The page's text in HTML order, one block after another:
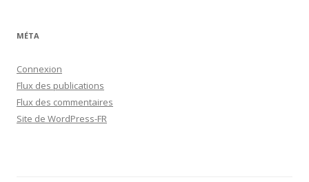
MÉTA
Connexion
Flux des publications
Flux des commentaires
Site de WordPress-FR